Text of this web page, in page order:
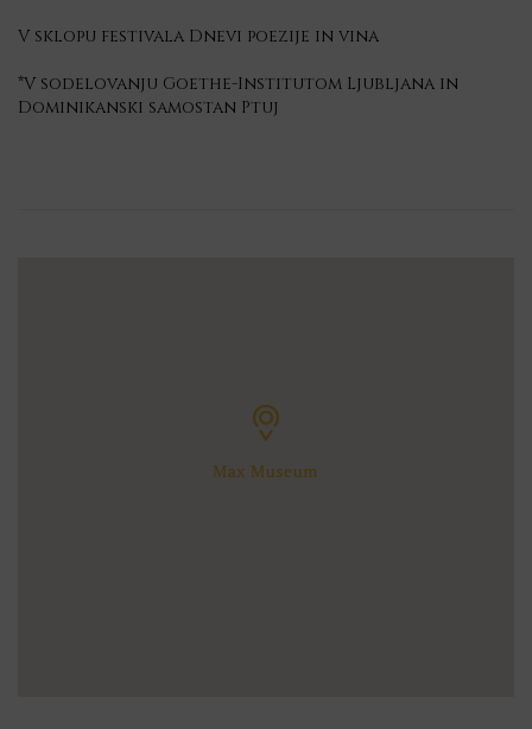
V sklopu festivala Dnevi poezije in vina
*V sodelovanju Goethe-Institutom Ljubljana in
Dominikanski samostan Ptuj